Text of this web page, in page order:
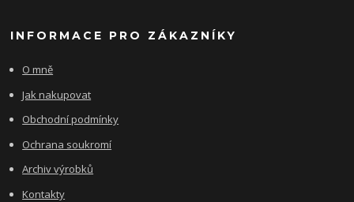
INFORMACE PRO ZÁKAZNÍKY
O mně
Jak nakupovat
Obchodní podmínky
Ochrana soukromí
Archiv výrobků
Kontakty